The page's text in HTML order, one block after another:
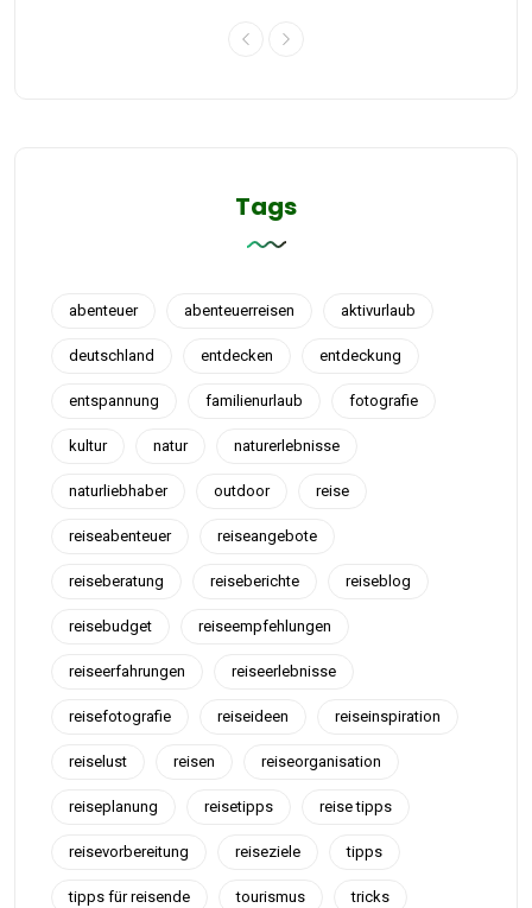
Tags
abenteuer abenteuerreisen aktivurlaub
deutschland entdecken entdeckung
entspannung familienurlaub fotografie
kultur natur naturerlebnisse
naturliebhaber outdoor reise
reiseabenteuer reiseangebote
reiseberatung reiseberichte reiseblog
reisebudget reiseempfehlungen
reiseerfahrungen reiseerlebnisse
reisefotografie reiseideen reiseinspiration
reiselust reisen reiseorganisation
reiseplanung reisetipps reise tipps
reisevorbereitung reiseziele tipps
tipps für reisende tourismus tricks